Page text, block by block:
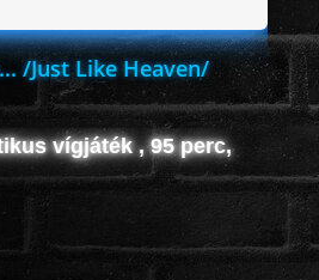
/Just Like Heaven/
vígjáték , 95 perc,